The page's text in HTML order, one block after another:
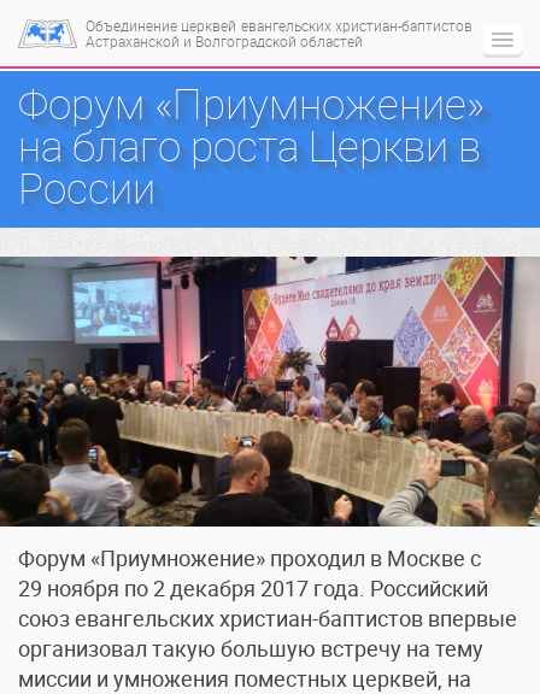
Объединение церквей евангельских христиан-баптистов
Астраханской и Волгоградской областей
Форум «Приумножение»
на благо роста Церкви в
России
Форум «Приумножение» проходил в Москве с
29 ноября по 2 декабря 2017 года. Российский
союз евангельских христиан-баптистов впервые
организовал такую большую встречу на тему
миссии и умножения поместных церквей, на